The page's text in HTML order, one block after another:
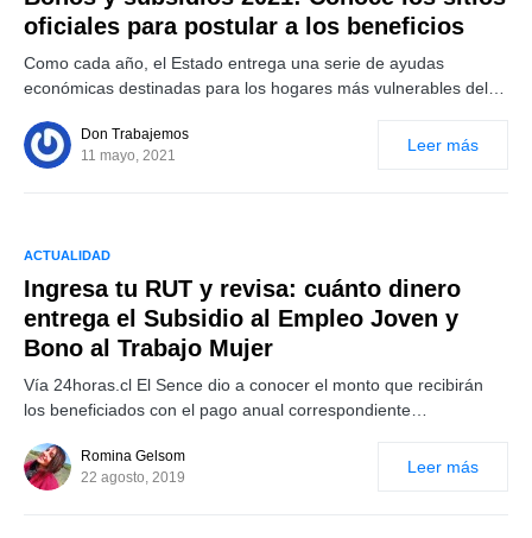
oficiales para postular a los beneficios
Como cada año, el Estado entrega una serie de ayudas
económicas destinadas para los hogares más vulnerables del…
Don Trabajemos
11 mayo, 2021
Leer más
ACTUALIDAD
Ingresa tu RUT y revisa: cuánto dinero
entrega el Subsidio al Empleo Joven y
Bono al Trabajo Mujer
Vía 24horas.cl El Sence dio a conocer el monto que recibirán
los beneficiados con el pago anual correspondiente…
Romina Gelsom
22 agosto, 2019
Leer más